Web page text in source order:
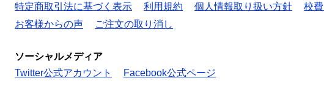
特定商取引法に基づく表示
利用規約 個人情報取り扱い方針 校
お客様からの声
ご注文の取り消し
ソーシャルメディア
Twitter公式アカウント
Facebook公式ページ